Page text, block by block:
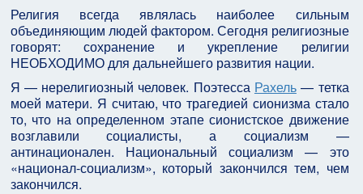
Религия всегда являлась наиболее сильным
объединяющим людей фактором. Сегодня религиозные
говорят: сохранение и укрепление религии
НЕОБХОДИМО для дальнейшего развития нации.
Я — нерелигиозный человек. Поэтесса Рахель— тетка
моей матери. Я считаю, что трагедией сионизма стало
то, что на определенном этапе сионистское движение
возглавили социалисты, а социализм —
антинационален. Национальный социализм — это
«национал-социализм», который закончился тем, чем
закончился.